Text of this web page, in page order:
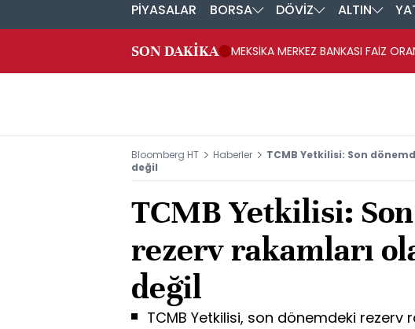
PİYASALAR BORSA DÖVİZ ALTIN
SON DAKİKA MEKSİKA MERKEZ BANKASI FAİZ
Bloomberg HT Haberler
TCMB Yetkilisi: Son
değil
TCMB Yetkilisi:
rezerv rakamları
değil
TCMB Yetkilisi, son dönemdeki rezerv